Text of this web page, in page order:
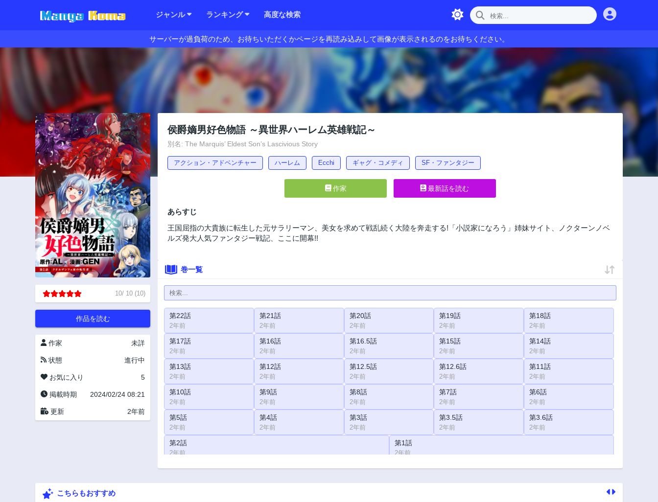
ジャンル ランキング 高度な検索
サーバーが過負荷のため、お待ちいただくかページを再読み込みして画像が表示されるのをお待ちください。
10/ 10 (10)
作品を読む
作家 未詳
状態 進行中
お気に入り 5
掲載時期 2024/02/24 08:21
更新 2年前
侯爵嫡男好色物語 ～異世界ハーレム英雄戦記～
別名: The Marquis’ Eldest Son’s Lascivious Story
アクション・アドベンチャー ハーレム Ecchi ギャグ・コメディ SF・ファンタジー
作家 最新話を読む
あらすじ
王国屈指の大貴族に転生した元サラリーマン、美女を求めて戦乱続く大陸を奔走する!「小説家になろう」姉妹サイト、ノクターンノベ
ルズ発大人気ファンタジー戦記、ここに開幕!!
巻一覧
第22話
2年前
第21話
2年前
第20話
2年前
第19話
2年前
第18話
2年前
第17話
2年前
第16話
2年前
第16.5話
2年前
第15話
2年前
第14話
2年前
第13話
2年前
第12話
2年前
第12.5話
2年前
第12.6話
2年前
第11話
2年前
第10話
2年前
第9話
2年前
第8話
2年前
第7話
2年前
第6話
2年前
第5話
2年前
第4話
2年前
第3話
2年前
第3.5話
2年前
第3.6話
2年前
第2話
2年前
第1話
2年前
こちらもおすすめ